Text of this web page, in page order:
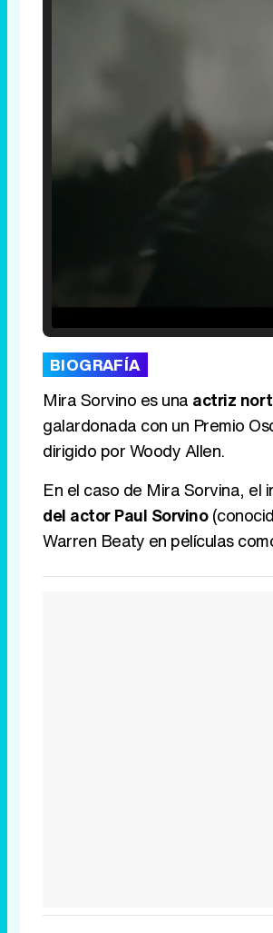
BIOGRAFÍA
Mira Sorvino es una actriz
galardonada con un Premio
dirigido por Woody Allen.
En el caso de Mira Sorvina, el
del actor Paul Sorvino
Warren Beaty en películas